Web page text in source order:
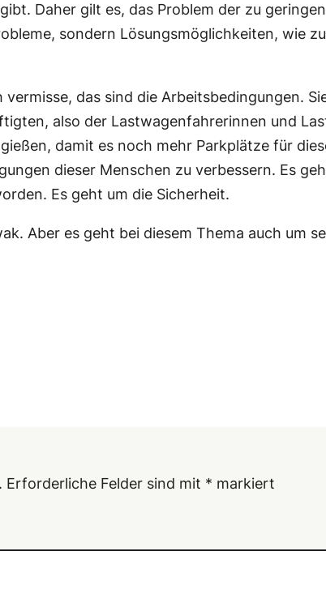
Daher gilt es, das Problem der zu
sondern Lösungsmöglichkeiten, wie
das sind die Arbeitsbedingungen.
also der Lastwagenfahrerinnen und
damit es noch mehr Parkplätze für
dieser Menschen zu verbessern. Es
Es geht um die Sicherheit.
Aber es geht bei diesem Thema auch um
Erforderliche Felder sind mit * markiert